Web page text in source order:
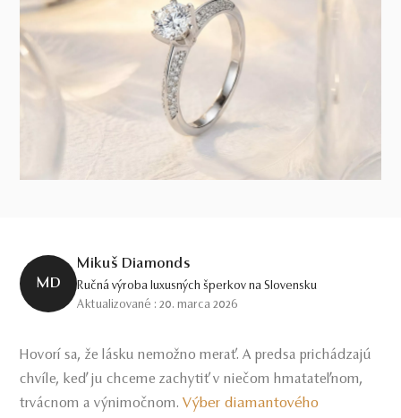
MD
Mikuš Diamonds
Ručná výroba luxusných šperkov na Slovensku
Aktualizované : 20. marca 2026
Hovorí sa, že lásku nemožno merať. A predsa prichádzajú
chvíle, keď ju chceme zachytiť v niečom hmatateľnom,
trvácnom a výnimočnom.Výber diamantového